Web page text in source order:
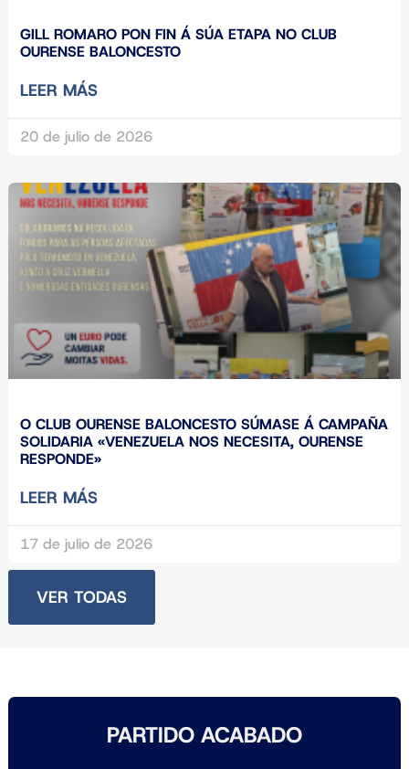
GILL ROMARO PON FIN Á SÚA ETAPA NO CLUB
OURENSE BALONCESTO
LEER MÁS
20 de julio de 2026
O CLUB OURENSE BALONCESTO SÚMASE Á CAMPAÑA
SOLIDARIA «VENEZUELA NOS NECESITA, OURENSE
RESPONDE»
LEER MÁS
17 de julio de 2026
VER TODAS
PARTIDO ACABADO